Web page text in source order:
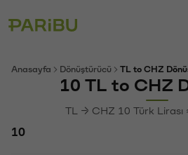
Anasayfa Dönüştürücü TL to CHZ
10 TL to CHZ
TL → CHZ 10 Türk Lirası